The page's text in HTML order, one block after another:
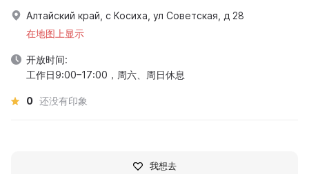
Алтайский край, с Косиха, ул Советская, д 28
在地图上显示
开放时间:
工作日9:00–17:00，周六、周日休息
0 还没有印象
我想去